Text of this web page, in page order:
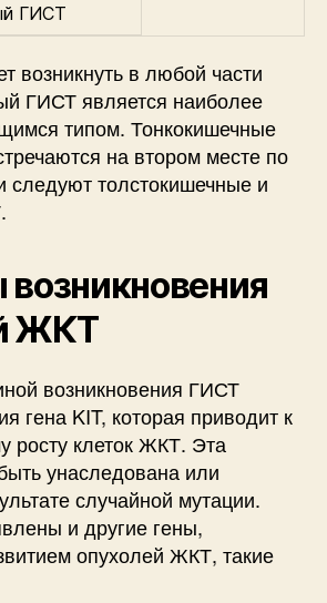
ГИСТ
возникнуть в любой части
ГИСТ является наиболее
типом. Тонкокишечные
на втором месте по
следуют толстокишечные и
ЖКТ
возникновения ГИСТ
гена KIT, которая приводит к
росту клеток ЖКТ. Эта
унаследована или
случайной мутации.
и другие гены,
опухолей ЖКТ, такие